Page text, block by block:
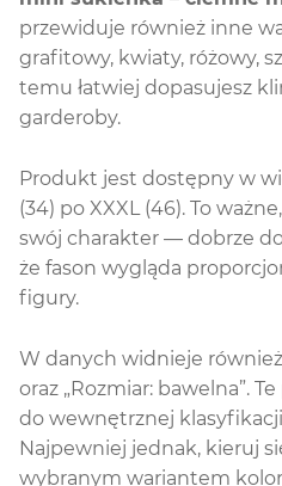
przewiduje również inne
grafitowy, kwiaty, różowy,
temu łatwiej dopasujesz
garderoby.
Produkt jest dostępny w
(34) po XXXL (46). To
swój charakter — dobrze
że fason wygląda
figury.
W danych widnieje również
oraz „Rozmiar: bawelna”.
do wewnętrznej
Najpewniej jednak, kieruj
wybranym wariantem